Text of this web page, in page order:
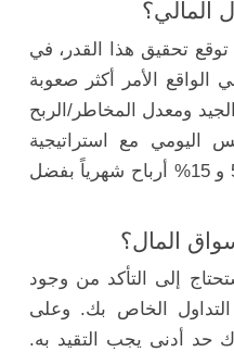
المالي؟
توقع تحقيق هذا القدر، في
الواقع الأمر أكثر صعوبة
ومعدل المخاطر/الربح
اليومي مع استراتيجية
المال؟
إلى التأكد من وجود
الخاص بك. وعلى
أدنى يجب التقيد به.